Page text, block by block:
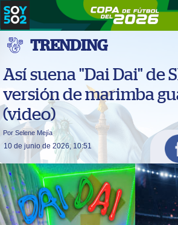
TRENDING
Así suena "Dai Dai" de
versión de marimba
(video)
Por Selene Mejía
10 de junio de 2026, 10:51